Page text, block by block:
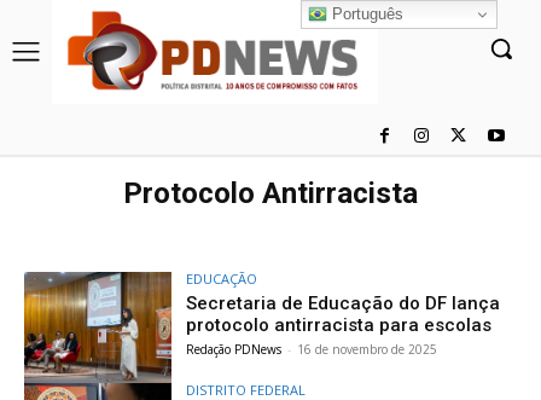
Protocolo Antirracista
EDUCAÇÃO
Secretaria de Educação do DF lança
protocolo antirracista para escolas
Redação PDNews - 16 de novembro de 2025
DISTRITO FEDERAL
Português